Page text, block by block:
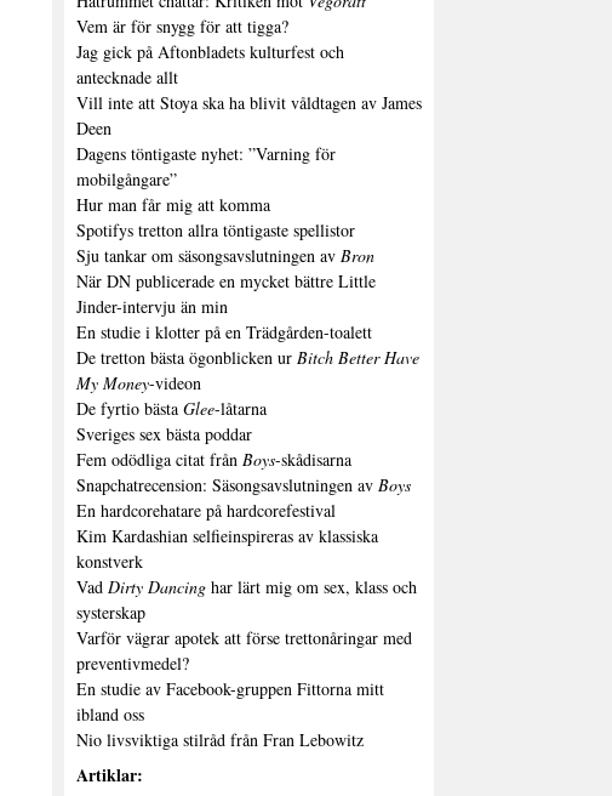
Vem är för snygg för att tigga?
Jag gick på Aftonbladets kulturfest och
antecknade allt
Vill inte att Stoya ska ha blivit våldtagen av James
Deen
Dagens töntigaste nyhet: ”Varning för
mobilgångare”
Hur man får mig att komma
Spotifys tretton allra töntigaste spellistor
Sju tankar om säsongsavslutningen av Bron
När DN publicerade en mycket bättre Little
Jinder-intervju än min
En studie i klotter på en Trädgården-toalett
De tretton bästa ögonblicken ur Bitch Better Have
My Money-videon
De fyrtio bästa Glee-låtarna
Sveriges sex bästa poddar
Fem odödliga citat från Boys-skådisarna
Snapchatrecension: Säsongsavslutningen av Boys
En hardcorehatare på hardcorefestival
Kim Kardashian selfieinspireras av klassiska
konstverk
Vad Dirty Dancing har lärt mig om sex, klass och
systerskap
Varför vägrar apotek att förse trettonåringar med
preventivmedel?
En studie av Facebook-gruppen Fittorna mitt
ibland oss
Nio livsviktiga stilråd från Fran Lebowitz
Artiklar: